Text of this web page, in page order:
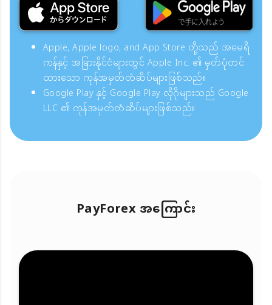
Apple, Apple logo, and App Store တို့သည် အမေရိ
ကန်နှင့် အခြားနိုင်ငံများတွင် Apple Inc. ၏ မှတ်ပုံတင်
ထားသော ကုန်အမှတ်တံဆိပ်များဖြစ်သည်။
Google Play နှင့် Google Play လိုဂိုများသည် Google
LLC ၏ ကုန်အမှတ်တံဆိပ်များဖြစ်သည်။
PayForex အကြောင်း